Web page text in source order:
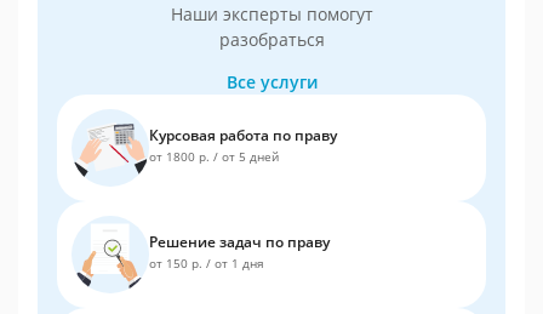
Наши эксперты помогут
разобраться
Все услуги
Курсовая работа по праву
от 1800 р. / от 5 дней
Решение задач по праву
от 150 р. / от 1 дня